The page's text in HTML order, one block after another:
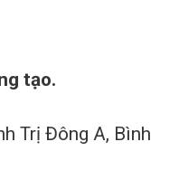
tạo.
Trị Đông A, Bình